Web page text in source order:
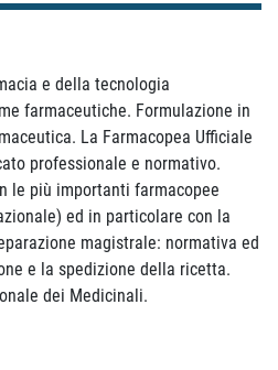
e della tecnologia
farmaceutiche. Formulazione in
La Farmacopea Ufficiale
professionale e normativo.
le più importanti farmacopee
ed in particolare con la
magistrale: normativa ed
e la spedizione della ricetta.
dei Medicinali.